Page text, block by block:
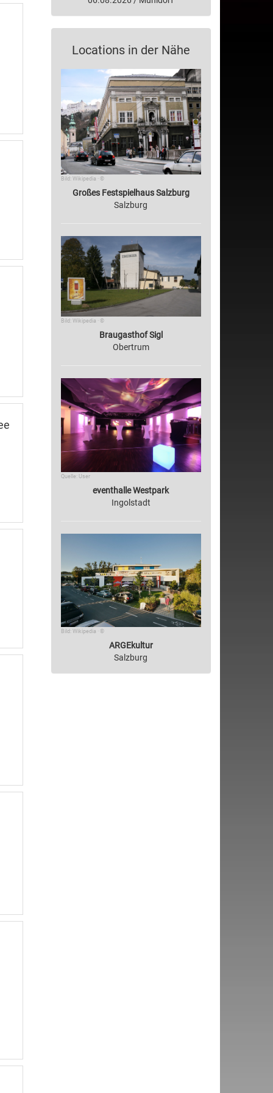
Locations in der Nähe
Bild: Wikipedia · ©
Großes Festspielhaus Salzburg
Salzburg
Bild: Wikipedia · ©
Braugasthof Sigl
Obertrum
Quelle: User
eventhalle Westpark
Ingolstadt
Bild: Wikipedia · ©
ARGEkultur
Salzburg